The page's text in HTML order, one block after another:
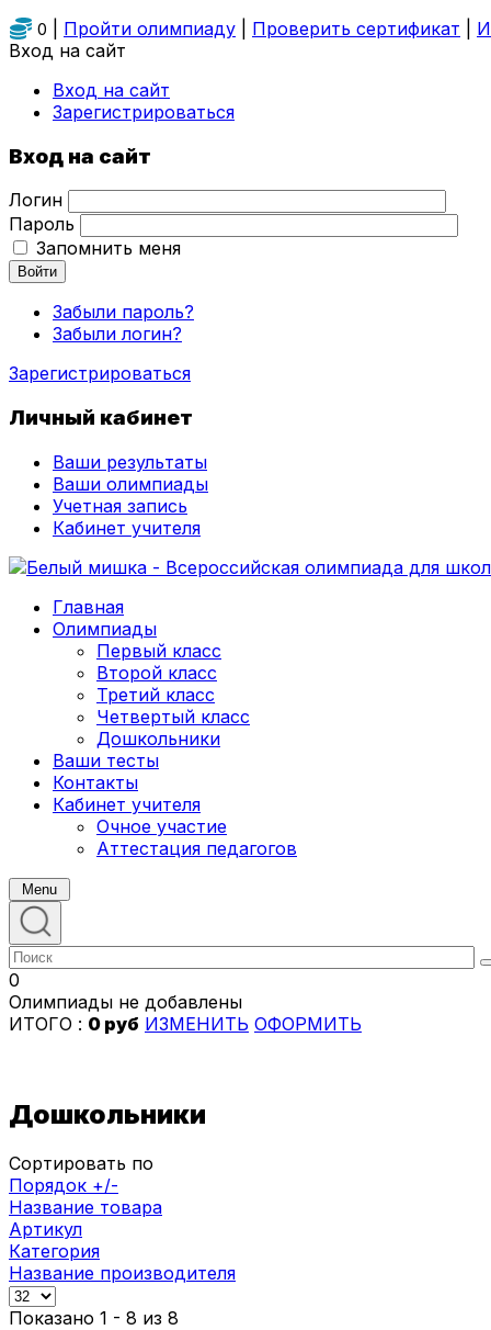
0 Пройти олимпиаду Проверить сертификат
Вход на сайт
Вход на сайт
Зарегистрироваться
Вход на сайт
Логин
Пароль
Запомнить меня
Войти
Забыли пароль?
Забыли логин?
Зарегистрироваться
Личный кабинет
Ваши результаты
Ваши олимпиады
Учетная запись
Кабинет учителя
Главная
Олимпиады
Первый класс
Второй класс
Третий класс
Четвертый класс
Дошкольники
Ваши тесты
Контакты
Кабинет учителя
Очное участие
Аттестация педагогов
Menu
0
Олимпиады не добавлены
ИТОГО : 0 руб ИЗМЕНИТЬ ОФОРМИТЬ
Дошкольники
Сортировать по
Порядок +/-
Название товара
Артикул
Категория
Название производителя
Показано 1 - 8 из 8